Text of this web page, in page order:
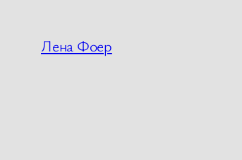
содержимому
Лена Фоер